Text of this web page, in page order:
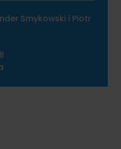
Smykowski i Piotr